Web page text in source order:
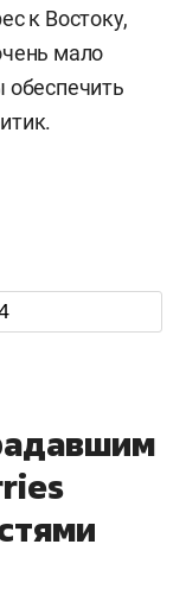
к Востоку,
мало
обеспечить